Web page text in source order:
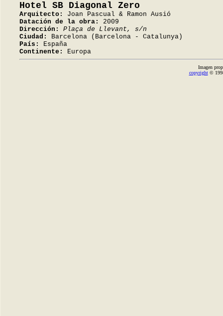
Hotel SB Diagonal Zero
Arquitecto:
Joan Pascual & Ramon Ausió
Datación de la obra:
2009
Dirección:
Plaça de Llevant, s/n
Ciudad:
Barcelona (Barcelona - Catalunya)
País:
España
Continente:
Europa
Imagen
copyright©